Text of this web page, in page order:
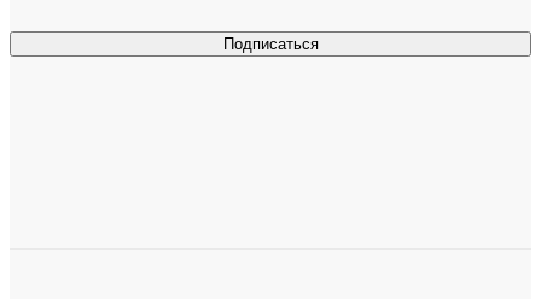
Подписаться